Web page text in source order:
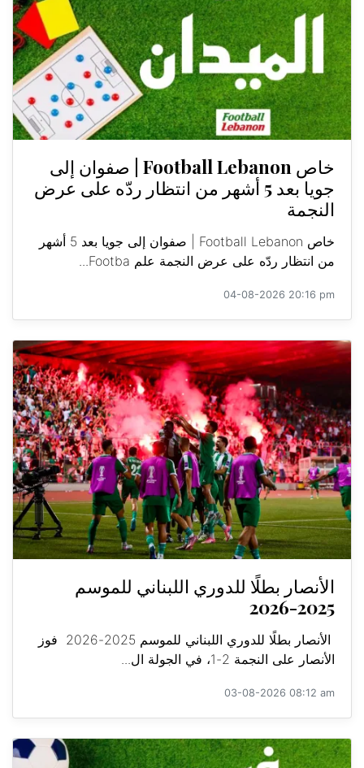
خاص Football Lebanon | صفوان إلى
جويا بعد 5 أشهر من انتظار ردّه على عرض
النجمة
خاص Football Lebanon | صفوان إلى جويا بعد 5 أشهر
من انتظار ردّه على عرض النجمة علم Footba...
04-08-2026 20:16 pm
الأنصار بطلًا للدوري اللبناني للموسم
2025-2026
الأنصار بطلًا للدوري اللبناني للموسم 2025-2026 فوز
الأنصار على النجمة 2-1، في الجولة ال...
03-08-2026 08:12 am